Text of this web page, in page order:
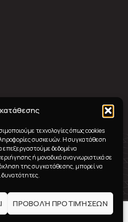
τεχνολογίες όπως cookies
συσκευών. Η συγκατάθεση
επεξεργαστούμε δεδομένα
ή μοναδικά αναγνωριστικά σε
της συγκατάθεσης, μπορεί να
δυνατότητες.
ΠΡΟΒΟΛΉ ΠΡΟΤΙΜΉΣΕΩΝ